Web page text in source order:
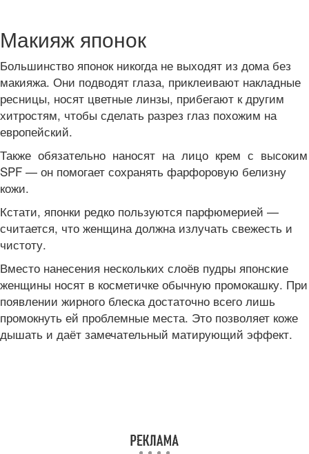
Макияж японок
Большинство японок никогда не выходят из дома без
макияжа. Они подводят глаза, приклеивают накладные
ресницы, носят цветные линзы, прибегают к другим
хитростям, чтобы сделать разрез глаз похожим на
европейский.
Также обязательно наносят на лицо крем с высоким
SPF — он помогает сохранять фарфоровую белизну
кожи.
Кстати, японки редко пользуются парфюмерией —
считается, что женщина должна излучать свежесть и
чистоту.
Вместо нанесения нескольких слоёв пудры японские
женщины носят в косметичке обычную промокашку. При
появлении жирного блеска достаточно всего лишь
промокнуть ей проблемные места. Это позволяет коже
дышать и даёт замечательный матирующий эффект.